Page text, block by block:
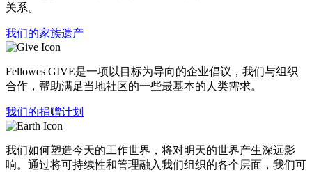
关系。
我们的家族遗产
Fellowes GIVE是一项以目标为导向的企业倡议，我们与组织
合作，帮助满足当地社区的一些最基本的人类需求。
我们的捐赠计划
我们如何塑造今天的工作世界，将对明天的世界产生深远影
响。通过将可持续性和管理融入我们组织的各个层面，我们可